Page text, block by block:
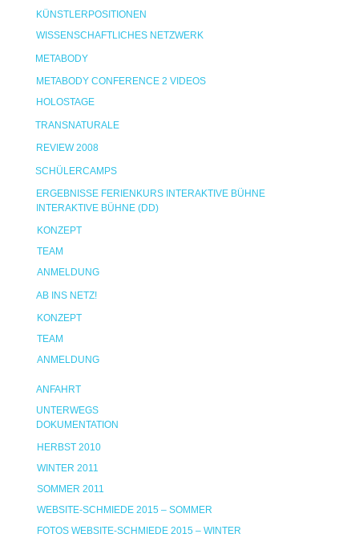
KÜNSTLERPOSITIONEN
WISSENSCHAFTLICHES NETZWERK
METABODY
METABODY CONFERENCE 2 VIDEOS
HOLOSTAGE
TRANSNATURALE
REVIEW 2008
SCHÜLERCAMPS
ERGEBNISSE FERIENKURS INTERAKTIVE BÜHNE
INTERAKTIVE BÜHNE (DD)
KONZEPT
TEAM
ANMELDUNG
AB INS NETZ!
KONZEPT
TEAM
ANMELDUNG
ANFAHRT
UNTERWEGS
DOKUMENTATION
HERBST 2010
WINTER 2011
SOMMER 2011
WEBSITE-SCHMIEDE 2015 – SOMMER
FOTOS WEBSITE-SCHMIEDE 2015 – WINTER